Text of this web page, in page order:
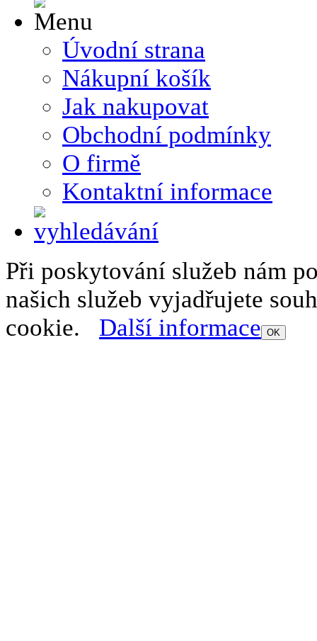
Úvodní strana
Nákupní košík
Jak nakupovat
Obchodní podmínky
O firmě
Kontaktní informace
Při poskytování služeb nám
našich služeb vyjadřujete
cookie. Další informace